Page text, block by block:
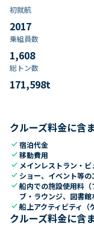
初就航
2017
乗組員数​
1,608
総トン数​
171,598t
クルーズ料金に含
check宿泊代金
check移動費用
check メインレストラン・
check ショー、イベント等
check船内での施設使用料
ブ・ラウンジ、図書館
check船上アクティビティ（
クルーズ料金に含